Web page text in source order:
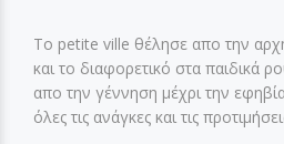
Το petite ville θέλησε απο την
και το διαφορετικό στα παιδικά
απο την γέννηση μέχρι την
όλες τις ανάγκες και τις